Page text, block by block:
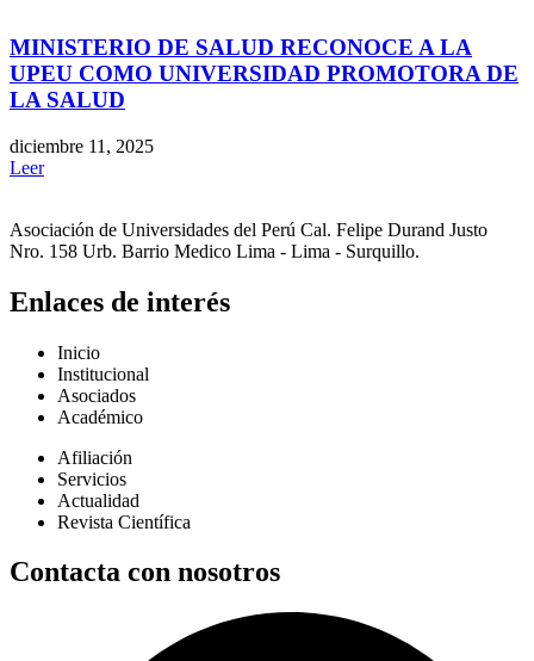
MINISTERIO DE SALUD RECONOCE A LA
UPEU COMO UNIVERSIDAD PROMOTORA DE
LA SALUD
diciembre 11, 2025
Leer
Asociación de Universidades del Perú Cal. Felipe Durand Justo
Nro. 158 Urb. Barrio Medico Lima - Lima - Surquillo.
Enlaces de interés
Inicio
Institucional
Asociados
Académico
Afiliación
Servicios
Actualidad
Revista Científica
Contacta con nosotros